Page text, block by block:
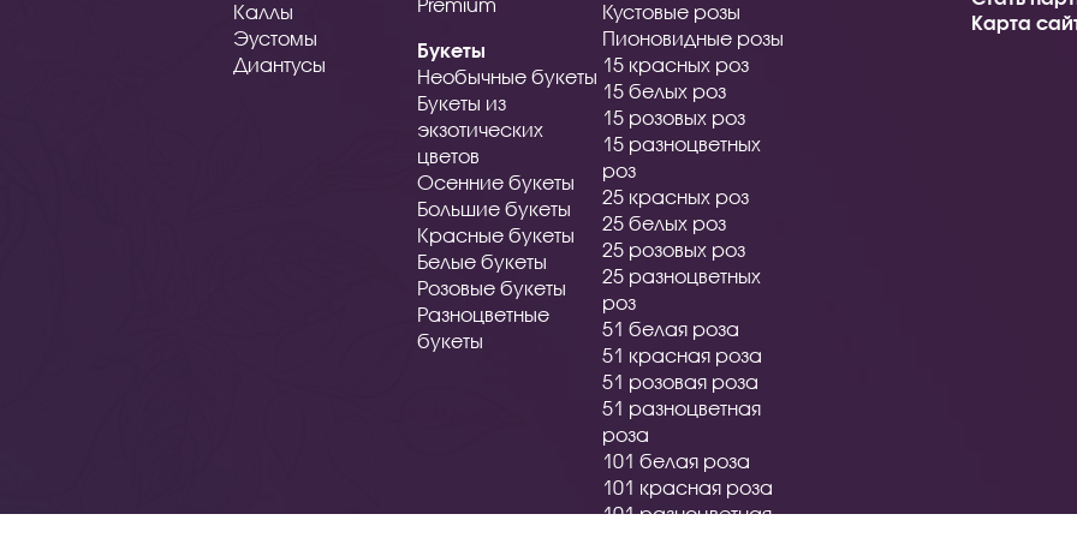
Каллы
Эустомы
Диантусы
Букеты
Необычные букеты
Букеты из
экзотических
цветов
Осенние букеты
Большие букеты
Красные букеты
Белые букеты
Розовые букеты
Разноцветные
букеты
Кустовые розы
Пионовидные розы
15 красных роз
15 белых роз
15 розовых роз
15 разноцветных
роз
25 красных роз
25 белых роз
25 розовых роз
25 разноцветных
роз
51 белая роза
51 красная роза
51 розовая роза
51 разноцветная
роза
101 белая роза
101 красная роза
101 разноцветная
Карта